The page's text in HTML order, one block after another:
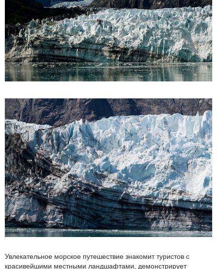
Увлекательное морское путешествие знакомит туристов с
красивейшими местными ландшафтами, демонстрирует